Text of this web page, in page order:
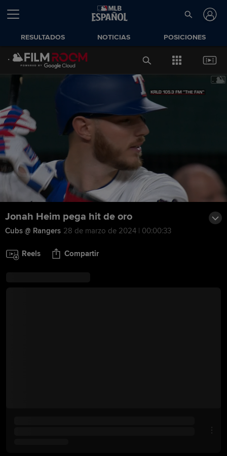
RESULTADOS NOTICIAS POSICIONES
Jonah Heim pega hit de oro
Cubs @ Rangers 28 de marzo de 2024 | 00:00:33
Reels Compartir